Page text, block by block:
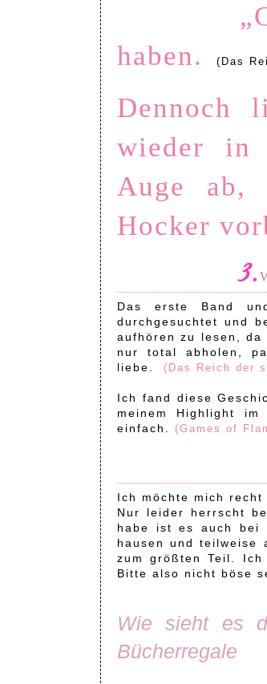
haben.
(Das
Dennoch
wieder in
Auge ab,
Hocker
3.
Das erste Band
durchgesuchtet und
aufhören zu lesen, da
nur total abholen,
liebe. (Das Reich der
Ich fand diese
meinem Highlight
einfach. (Games of
Ich möchte mich
Nur leider herrscht
habe ist es auch bei
hausen und teilweise
zum größten Teil. Ich
Bitte also nicht böse
Wie sieht es
Bücherregale